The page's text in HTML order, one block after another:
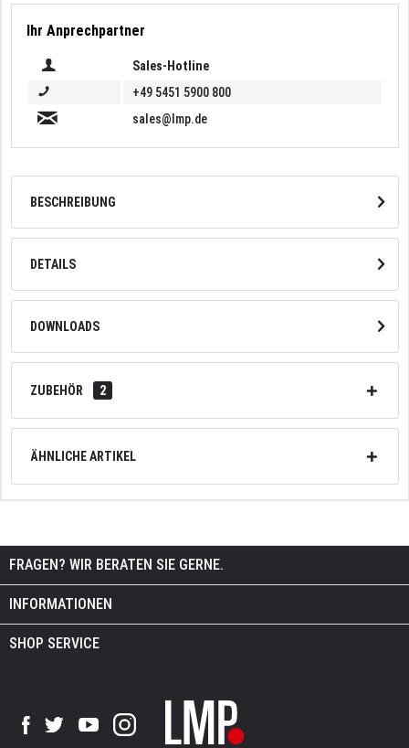
Ihr Anprechpartner
Sales-Hotline
+49 5451 5900 800
sales@lmp.de
BESCHREIBUNG
DETAILS
DOWNLOADS
ZUBEHÖR 2
ÄHNLICHE ARTIKEL
FRAGEN? WIR BERATEN SIE GERNE.
INFORMATIONEN
SHOP SERVICE